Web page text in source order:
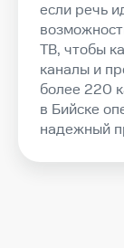
если речь
ТВ, чтобы
каналы и
более 220
в Бийске
надежный